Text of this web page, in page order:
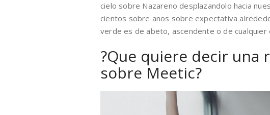
cielo sobre Nazareno desplazandolo hacia
cientos sobre anos sobre expectativa
verde es de abeto, ascendente o de
?Que quiere decir una
sobre Meetic?